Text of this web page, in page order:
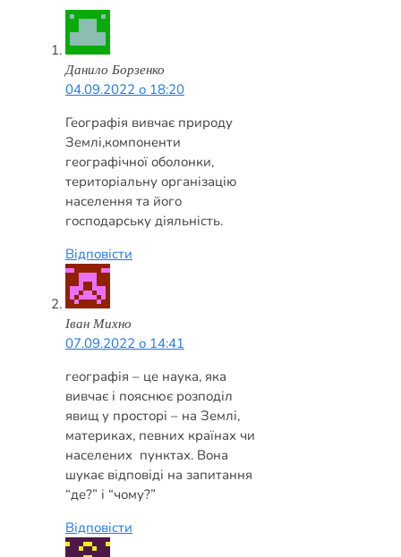
Данило Борзенко
04.09.2022 о 18:20
Географія вивчає природу
Землі,компоненти
географічної оболонки,
територіальну організацію
населення та його
господарську діяльність.
Відповісти
Iван Михно
07.09.2022 о 14:41
географія – це наука, яка
вивчає і пояснює розподіл
явищ у просторі – на Землі,
материках, певних країнах чи
населених пунктах. Вона
шукає відповіді на запитання
“де?” і “чому?”
Відповісти